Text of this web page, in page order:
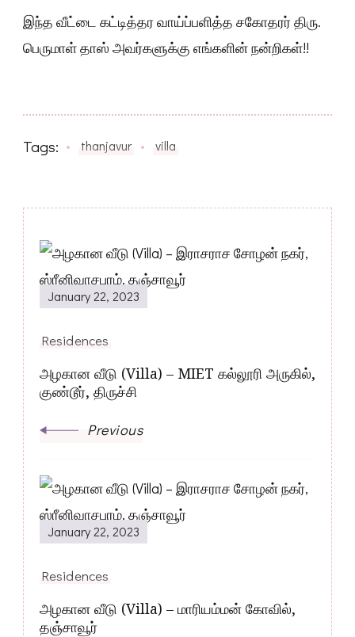
இந்த வீட்டை கட்டித்தர வாய்ப்பளித்த சகோதரர் திரு.
பெருமாள் தாஸ் அவர்களுக்கு எங்களின் நன்றிகள்!!
Tags: thanjavur villa
Post
Navigation
January 22, 2023
Residences
அழகான வீடு (Villa) – MIET கல்லூரி அருகில்,
குண்டூர், திருச்சி
Previous
January 22, 2023
Residences
அழகான வீடு (Villa) – மாரியம்மன் கோவில்,
தஞ்சாவூர்